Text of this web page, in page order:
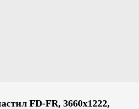
FD-FR, 3660х1222,